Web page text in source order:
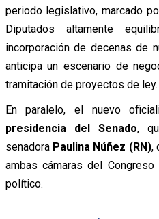
periodo legislativo, marcado
Diputados altamente
incorporación de decenas de
anticipa un escenario de
tramitación de proyectos de ley.
En paralelo, el nuevo
presidencia del Senado,
senadora Paulina Núñez (RN),
ambas cámaras del
político.